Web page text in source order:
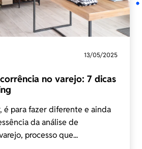
13/05/2025
no varejo: 7 dicas
é para fazer diferente e ainda
da análise de
processo que...